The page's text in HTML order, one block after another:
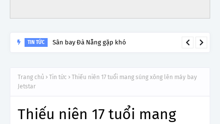
Trang chủ Tin tức
Thiếu niên 17 tuổi mang súng xông lên máy bay
Jetstar
Thiếu niên 17 tuổi mang